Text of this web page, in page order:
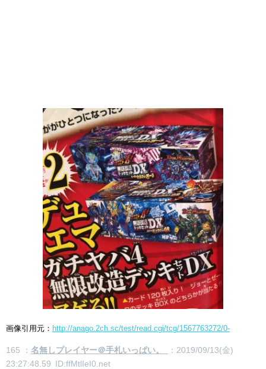
画像引用元： http://anago.2ch.sc/test/read.cgi/tcg/1567763272/0-
165 ： 名無しプレイヤー＠手札いっぱい。
：2019/09/13(金)
23:27:48.59 ID:ffMtlIeI0.net